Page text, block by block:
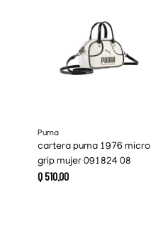
Puma
cartera puma 1976 micro
grip mujer 091824 08
Q510.00